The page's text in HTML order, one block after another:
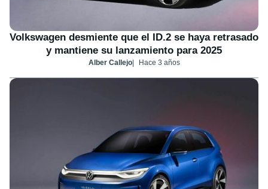
Volkswagen desmiente que el ID.2 se haya retrasado
y mantiene su lanzamiento para 2025
Alber Callejo Hace 3 años